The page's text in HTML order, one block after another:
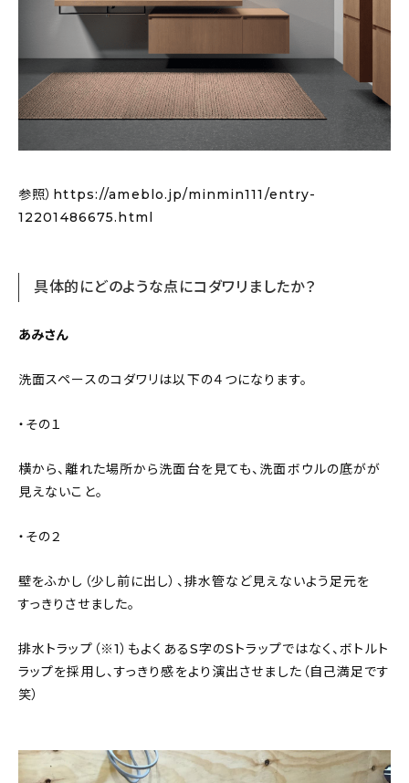
参照）https://ameblo.jp/minmin111/entry-
12201486675.html
具体的にどのような点にコダワリましたか？
あみさん
洗面スペースのコダワリは以下の４つになります。
・その１
横から、離れた場所から洗面台を見ても、洗面ボウルの底がが
見えないこと。
・その２
壁をふかし（少し前に出し）、排水管など見えないよう足元を
すっきりさせました。
排水トラップ（※1）もよくあるS字のSトラップではなく、ボトルト
ラップを採用し、すっきり感をより演出させました（自己満足です
笑）